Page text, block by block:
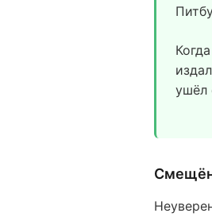
ушёл